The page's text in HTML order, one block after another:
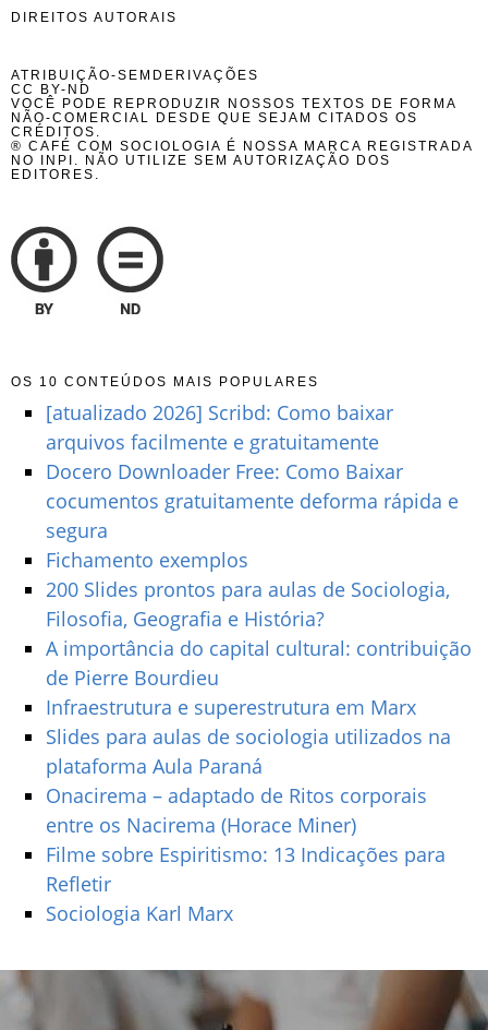
DIREITOS AUTORAIS
ATRIBUIÇÃO-SEMDERIVAÇÕES
CC BY-ND
VOCÊ PODE REPRODUZIR NOSSOS TEXTOS DE FORMA
NÃO-COMERCIAL DESDE QUE SEJAM CITADOS OS
CRÉDITOS.
® CAFÉ COM SOCIOLOGIA É NOSSA MARCA REGISTRADA
NO INPI. NÃO UTILIZE SEM AUTORIZAÇÃO DOS
EDITORES.
OS 10 CONTEÚDOS MAIS POPULARES
[atualizado 2026] Scribd: Como baixar
arquivos facilmente e gratuitamente
Docero Downloader Free: Como Baixar
cocumentos gratuitamente deforma rápida e
segura
Fichamento exemplos
200 Slides prontos para aulas de Sociologia,
Filosofia, Geografia e História?
A importância do capital cultural: contribuição
de Pierre Bourdieu
Infraestrutura e superestrutura em Marx
Slides para aulas de sociologia utilizados na
plataforma Aula Paraná
Onacirema – adaptado de Ritos corporais
entre os Nacirema (Horace Miner)
Filme sobre Espiritismo: 13 Indicações para
Refletir
Sociologia Karl Marx